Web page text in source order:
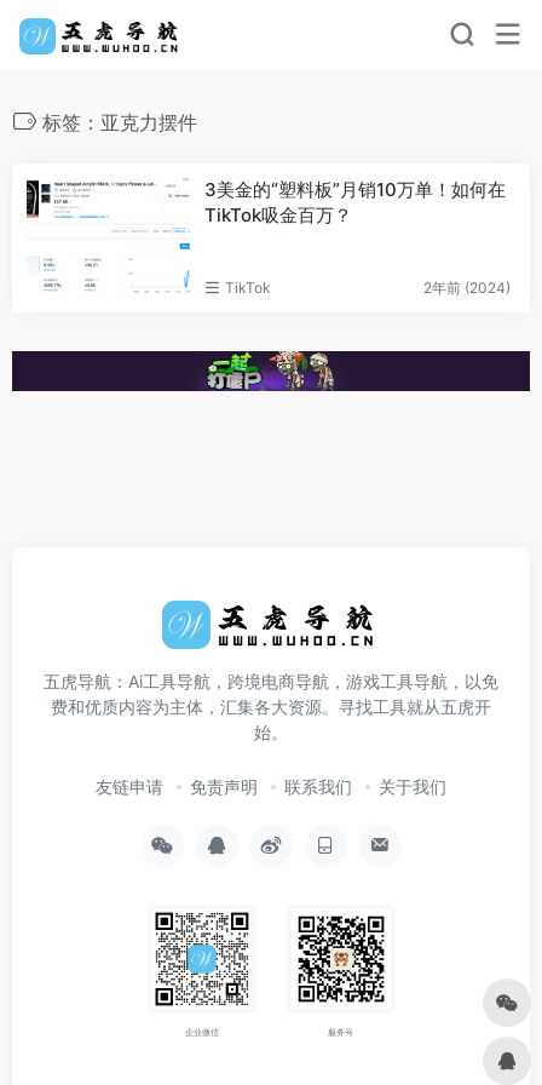
标签：亚克力摆件
3美金的“塑料板”月销10万单！如何在
TikTok吸金百万？
TikTok 2年前 (2024)
五虎导航：Ai工具导航，跨境电商导航，游戏工具导航，以免
费和优质内容为主体，汇集各大资源。寻找工具就从五虎开
始。
友链申请 免责声明 联系我们 关于我们
企业微信 服务号